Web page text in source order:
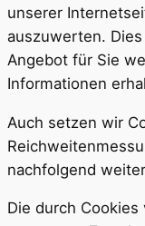
unserer
auszuwerten.
Angebot für Sie
Informationen
Auch setzen wir
nachfolgend
Die durch